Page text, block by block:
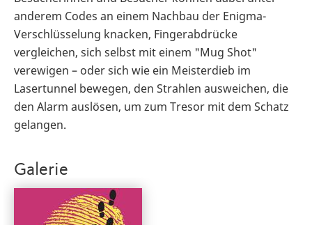
anderem Codes an einem Nachbau der Enigma-
Verschlüsselung knacken, Fingerabdrücke
vergleichen, sich selbst mit einem "Mug Shot"
verewigen – oder sich wie ein Meisterdieb im
Lasertunnel bewegen, den Strahlen ausweichen, die
den Alarm auslösen, um zum Tresor mit dem Schatz
gelangen.
Galerie